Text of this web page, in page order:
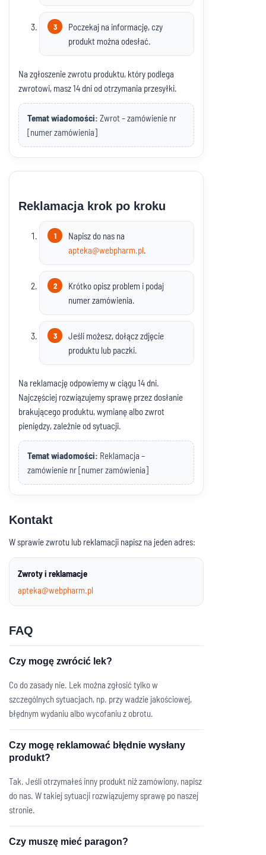
Poczekaj na informację, czy
produkt można odesłać.
Na zgłoszenie zwrotu produktu, który podlega
zwrotowi, masz 14 dni od otrzymania przesyłki.
Temat wiadomości: Zwrot – zamówienie nr
[numer zamówienia]
Reklamacja krok po kroku
Napisz do nas na
apteka@webpharm.pl.
Krótko opisz problem i podaj
numer zamówienia.
Jeśli możesz, dołącz zdjęcie
produktu lub paczki.
Na reklamację odpowiemy w ciągu 14 dni.
Najczęściej rozwiązujemy sprawę przez dosłanie
brakującego produktu, wymianę albo zwrot
pieniędzy, zależnie od sytuacji.
Temat wiadomości: Reklamacja –
zamówienie nr [numer zamówienia]
Kontakt
W sprawie zwrotu lub reklamacji napisz na jeden adres:
Zwroty i reklamacje
apteka@webpharm.pl
FAQ
Czy mogę zwrócić lek?
Co do zasady nie. Lek można zgłosić tylko w
szczególnych sytuacjach, np. przy wadzie jakościowej,
błędnym wydaniu albo wycofaniu z obrotu.
Czy mogę reklamować błędnie wysłany
produkt?
Tak. Jeśli otrzymałeś inny produkt niż zamówiony, napisz
do nas. W takiej sytuacji rozwiązujemy sprawę po naszej
stronie.
Czy muszę mieć paragon?